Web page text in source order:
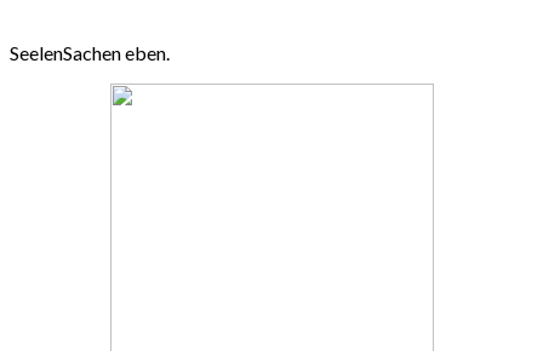
SeelenSachen eben.